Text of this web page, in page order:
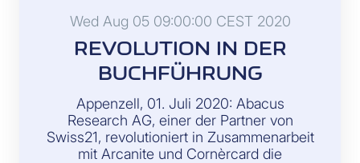
Wed Aug 05 09:00:00 CEST 2020
REVOLUTION IN DER
BUCHFÜHRUNG
Appenzell, 01. Juli 2020: Abacus
Research AG, einer der Partner von
Swiss21, revolutioniert in Zusammenarbeit
mit Arcanite und Cornèrcard die